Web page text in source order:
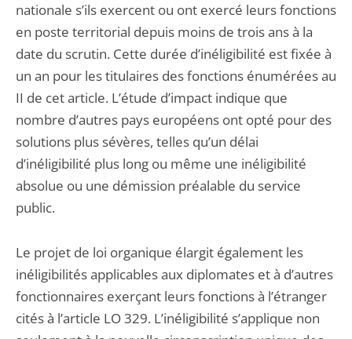
nationale s’ils exercent ou ont exercé leurs fonctions
en poste territorial depuis moins de trois ans à la
date du scrutin. Cette durée d’inéligibilité est fixée à
un an pour les titulaires des fonctions énumérées au
II de cet article. L’étude d’impact indique que
nombre d’autres pays européens ont opté pour des
solutions plus sévères, telles qu’un délai
d’inéligibilité plus long ou même une inéligibilité
absolue ou une démission préalable du service
public.
Le projet de loi organique élargit également les
inéligibilités applicables aux diplomates et à d’autres
fonctionnaires exerçant leurs fonctions à l’étranger
cités à l’article LO 329. L’inéligibilité s’applique non